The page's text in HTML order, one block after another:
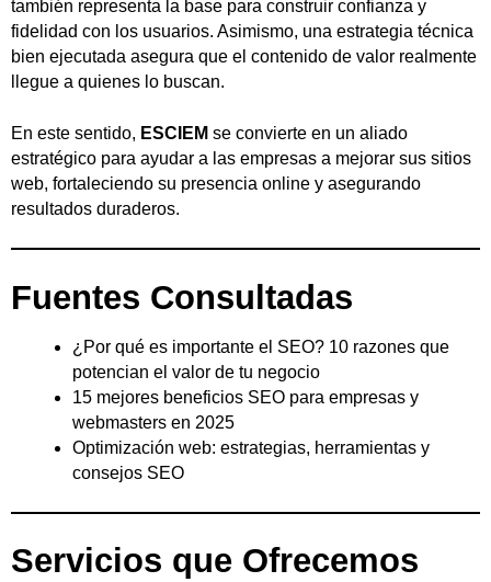
también representa la base para construir confianza y
fidelidad con los usuarios. Asimismo, una estrategia técnica
bien ejecutada asegura que el contenido de valor realmente
llegue a quienes lo buscan.
En este sentido, ESCIEM se convierte en un aliado
estratégico para ayudar a las empresas a mejorar sus sitios
web, fortaleciendo su presencia online y asegurando
resultados duraderos.
Fuentes Consultadas
¿Por qué es importante el SEO? 10 razones que
potencian el valor de tu negocio
15 mejores beneficios SEO para empresas y
webmasters en 2025
Optimización web: estrategias, herramientas y
consejos SEO
Servicios que Ofrecemos